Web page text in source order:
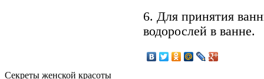
6. Для принятия
водорослей в ванне.
Секреты женской красоты